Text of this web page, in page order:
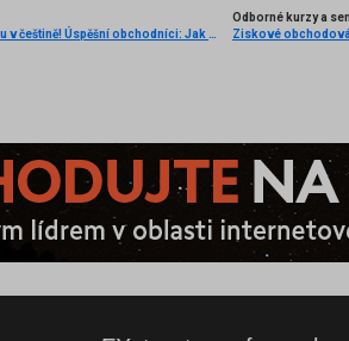
Světový bestseller o tradingu v češtině! Úspěšní obchodníci: Jak běžní lidé porážejí Wall Street v jeho vlastní hře
Odborné kurzy a